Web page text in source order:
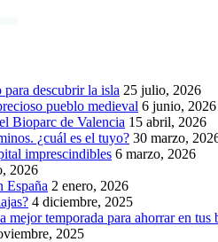
descubrir la isla 25 julio, 2026
pueblo medieval 6 junio, 2026
Bioparc de Valencia 15 abril, 2026
¿cuál es el tuyo? 30 marzo,
imprescindibles 6 marzo, 2026
2026
España 2 enero, 2026
4 diciembre, 2025
temporada para ahorrar en tus
2025